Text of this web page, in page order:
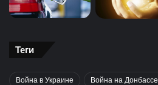
Теги
Война в Украине Война на Донбассе